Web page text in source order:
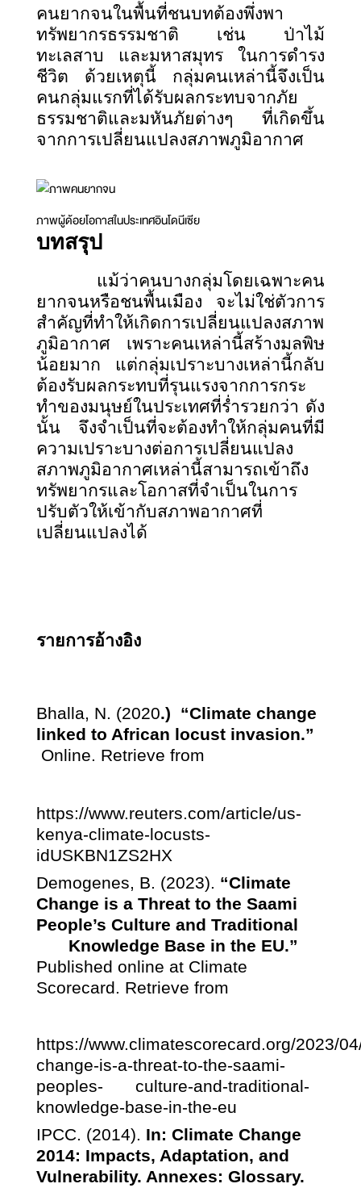
คนยากจนในพื้นที่ชนบทต้องพึ่งพา
ทรัพยากรธรรมชาติ เช่น ป่าไม้
ทะเลสาบ และมหาสมุทร ในการดำรง
ชีวิต ด้วยเหตุนี้ กลุ่มคนเหล่านี้จึงเป็น
คนกลุ่มแรกที่ได้รับผลกระทบจากภัย
ธรรมชาติและมหันภัยต่างๆ ที่เกิดขึ้น
จากการเปลี่ยนแปลงสภาพภูมิอากาศ
ภาพผู้ด้อยโอกาสในประเทศอินโดนีเซีย
บทสรุป
แม้ว่าคนบางกลุ่มโดยเฉพาะคน
ยากจนหรือชนพื้นเมือง จะไม่ใช่ตัวการ
สำคัญที่ทำให้เกิดการเปลี่ยนแปลงสภาพ
ภูมิอากาศ เพราะคนเหล่านี้สร้างมลพิษ
น้อยมาก แต่กลุ่มเปราะบางเหล่านี้กลับ
ต้องรับผลกระทบที่รุนแรงจากการกระ
ทำของมนุษย์ในประเทศที่ร่ำรวยกว่า ดัง
นั้น จึงจำเป็นที่จะต้องทำให้กลุ่มคนที่มี
ความเปราะบางต่อการเปลี่ยนแปลง
สภาพภูมิอากาศเหล่านี้สามารถเข้าถึง
ทรัพยากรและโอกาสที่จำเป็นในการ
ปรับตัวให้เข้ากับสภาพอากาศที่
เปลี่ยนแปลงได้
รายการอ้างอิง
Bhalla, N. (2020.) “Climate change
linked to African locust invasion.”
Online. Retrieve from
https://www.reuters.com/article/us-
kenya-climate-locusts-
idUSKBN1ZS2HX
Demogenes, B. (2023). “Climate
Change is a Threat to the Saami
People’s Culture and Traditional
Knowledge Base in the EU.”
Published online at Climate
Scorecard. Retrieve from
https://www.climatescorecard.org/2023/
change-is-a-threat-to-the-saami-
peoples-
culture-and-traditional-
knowledge-base-in-the-eu
IPCC. (2014). In: Climate Change
2014: Impacts, Adaptation, and
Vulnerability. Annexes: Glossary.